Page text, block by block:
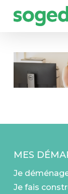
MES
Je
Je fais